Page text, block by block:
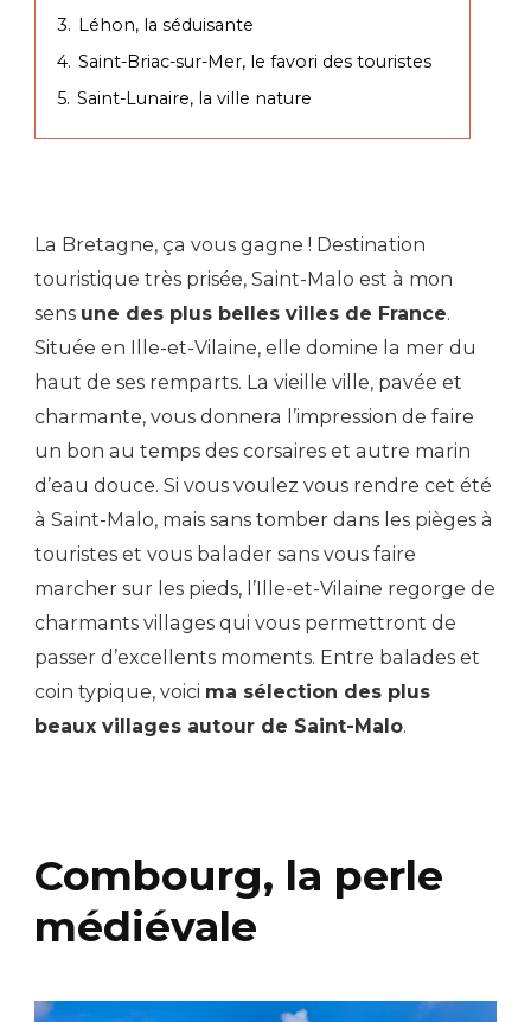
3. Léhon, la séduisante
4. Saint-Briac-sur-Mer, le favori des touristes
5. Saint-Lunaire, la ville nature
La Bretagne, ça vous gagne ! Destination
touristique très prisée, Saint-Malo est à mon
sens une des plus belles villes de France.
Située en Ille-et-Vilaine, elle domine la mer du
haut de ses remparts. La vieille ville, pavée et
charmante, vous donnera l’impression de faire
un bon au temps des corsaires et autre marin
d’eau douce. Si vous voulez vous rendre cet été
à Saint-Malo, mais sans tomber dans les pièges à
touristes et vous balader sans vous faire
marcher sur les pieds, l’Ille-et-Vilaine regorge de
charmants villages qui vous permettront de
passer d’excellents moments. Entre balades et
coin typique, voici ma sélection des plus
beaux villages autour de Saint-Malo.
Combourg, la perle
médiévale